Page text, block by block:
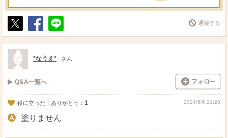
ポ
ス
ト
シ
ェ
送
る
通報する
*なうえ* さん
Q&A一覧へ フォロー
役に立った！ありがとう： 1 2024/6/6 21:28
塗りません